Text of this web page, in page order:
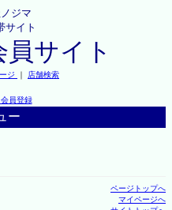
ジマ
サイト
サイト
ジ ｜ 店舗検索
会員登録
ー
ページトップへ
マイページへ